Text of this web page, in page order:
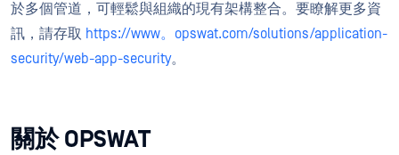
於多個管道，可輕鬆與組織的現有架構整合。要瞭解更多資
訊，請存取 https://www。opswat.com/solutions/application-
security/web-app-security。
關於 OPSWAT